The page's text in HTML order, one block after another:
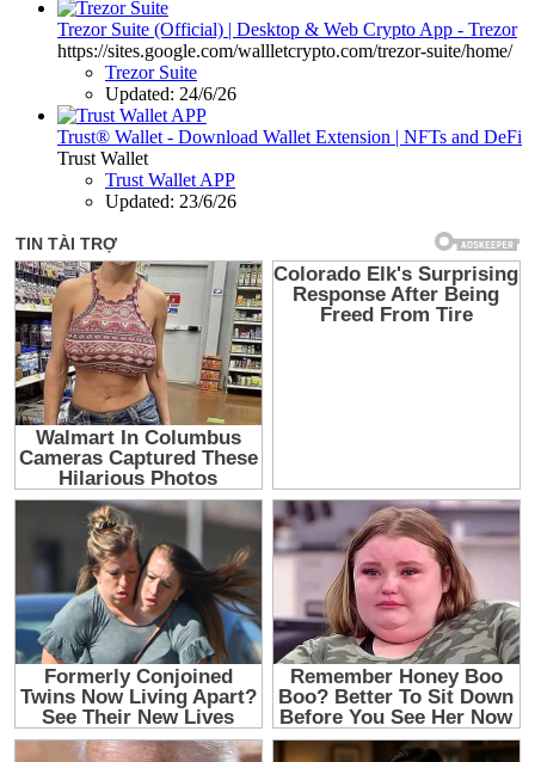
Trezor Suite (Official) | Desktop & Web Crypto App - Trezor
https://sites.google.com/wallletcrypto.com/trezor-suite/home/
Trezor Suite
Updated: 24/6/26
Trust® Wallet - Download Wallet Extension | NFTs and DeFi
Trust Wallet
Trust Wallet APP
Updated: 23/6/26